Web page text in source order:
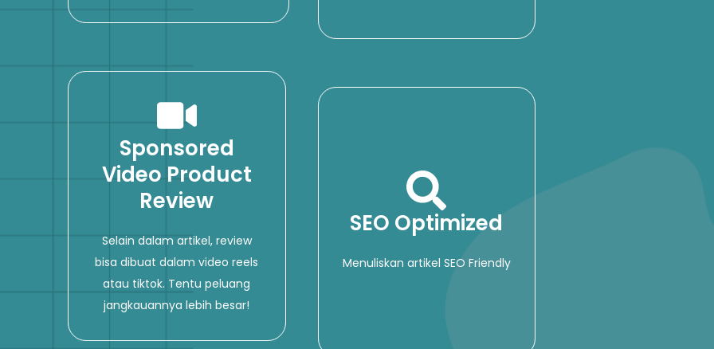
Sponsored
Video Product
Review
Selain dalam artikel, review
bisa dibuat dalam video reels
atau tiktok. Tentu peluang
jangkauannya lebih besar!
SEO Optimized
Menuliskan artikel SEO Friendly